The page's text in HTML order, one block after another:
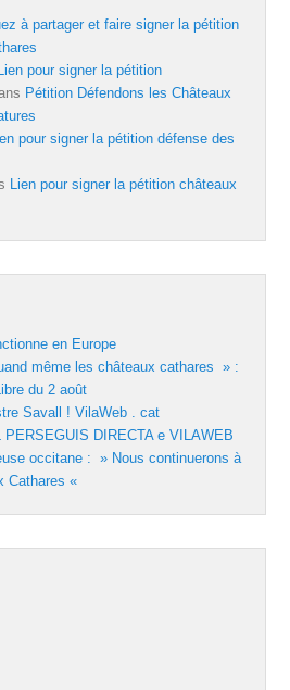
à partager et faire signer la pétition
Lien pour signer la pétition
Pétition Défendons les Châteaux
pour signer la pétition défense des
Lien pour signer la pétition châteaux
en Europe
même les châteaux cathares » :
du 2 août
Savall ! VilaWeb . cat
PERSEGUIS DIRECTA e VILAWEB
occitane : » Nous continuerons à
Cathares «